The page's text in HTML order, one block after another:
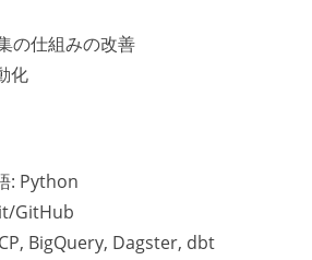
の仕組みの改善
化
: Python
GitHub
BigQuery, Dagster, dbt